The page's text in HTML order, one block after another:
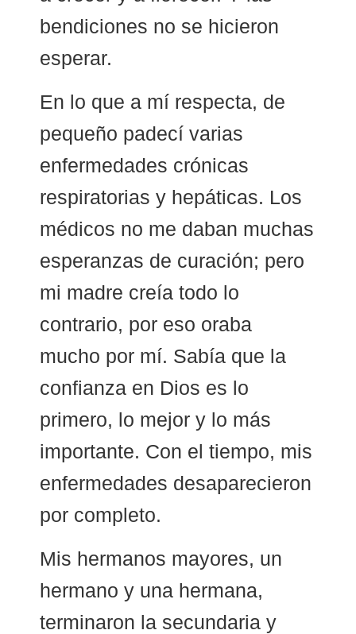
bendiciones no se hicieron
esperar.
En lo que a mí respecta, de
pequeño padecí varias
enfermedades crónicas
respiratorias y hepáticas. Los
médicos no me daban muchas
esperanzas de curación; pero
mi madre creía todo lo
contrario, por eso oraba
mucho por mí. Sabía que la
confianza en Dios es lo
primero, lo mejor y lo más
importante. Con el tiempo, mis
enfermedades desaparecieron
por completo.
Mis hermanos mayores, un
hermano y una hermana,
terminaron la secundaria y